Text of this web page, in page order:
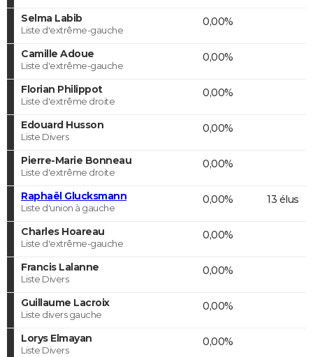
Selma Labib
Liste d'extrême-gauche
0,00%
Camille Adoue
Liste d'extrême-gauche
0,00%
Florian Philippot
Liste d'extrême droite
0,00%
Edouard Husson
Liste Divers
0,00%
Pierre-Marie Bonneau
Liste d'extrême droite
0,00%
Raphaël Glucksmann
Liste d'union à gauche
0,00% 13 élus
Charles Hoareau
Liste d'extrême-gauche
0,00%
Francis Lalanne
Liste Divers
0,00%
Guillaume Lacroix
Liste divers gauche
0,00%
Lorys Elmayan
Liste Divers
0,00%